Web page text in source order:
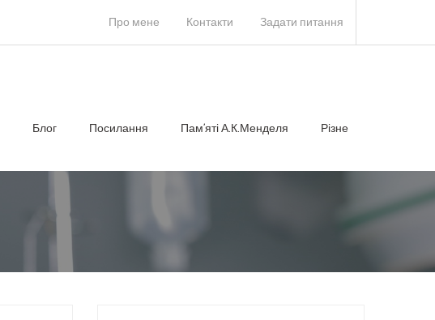
Про мене Контакти Задати питання
Блог Посилання Памʼяті А.К.Менделя Різне